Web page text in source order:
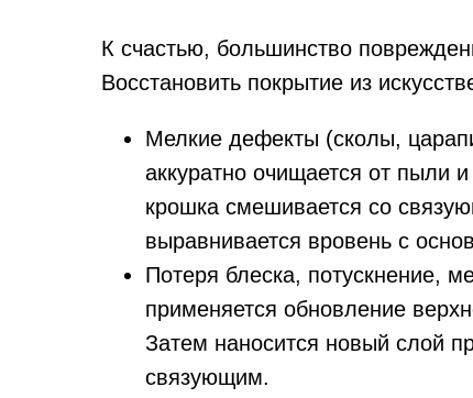
К счастью, большинство
Восстановить покрытие из
Мелкие дефекты (сколы,
аккуратно очищается от пыли
крошка смешивается со
выравнивается вровень с
Потеря блеска, потускнение,
применяется обновление
Затем наносится новый слой
связующим.